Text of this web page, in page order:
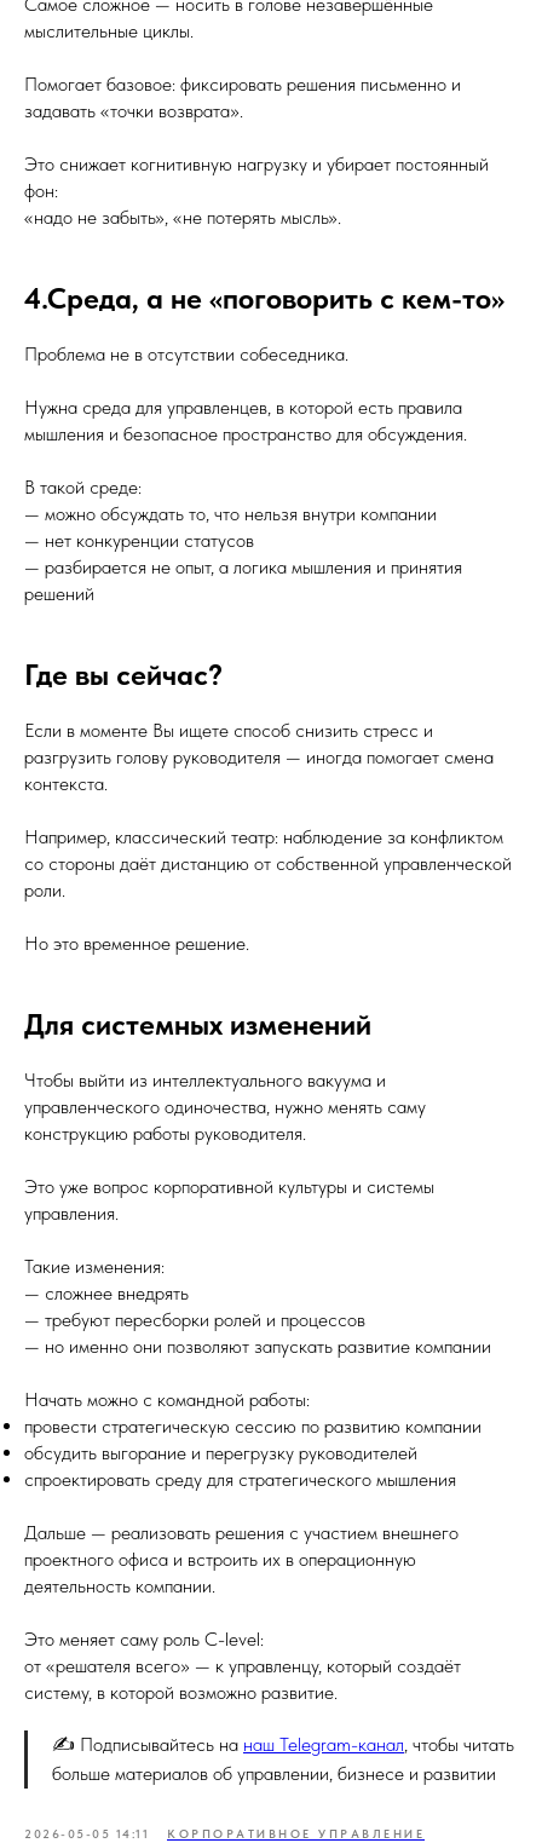
мыслительные циклы.
Помогает базовое: фиксировать решения письменно и
задавать «точки возврата».
Это снижает когнитивную нагрузку и убирает постоянный
фон:
«надо не забыть», «не потерять мысль».
4.Среда, а не «поговорить с кем-то»
Проблема не в отсутствии собеседника.
Нужна среда для управленцев, в которой есть правила
мышления и безопасное пространство для обсуждения.
В такой среде:
— можно обсуждать то, что нельзя внутри компании
— нет конкуренции статусов
— разбирается не опыт, а логика мышления и принятия
решений
Где вы сейчас?
Если в моменте Вы ищете способ снизить стресс и
разгрузить голову руководителя — иногда помогает смена
контекста.
Например, классический театр: наблюдение за конфликтом
со стороны даёт дистанцию от собственной управленческой
роли.
Но это временное решение.
Для системных изменений
Чтобы выйти из интеллектуального вакуума и
управленческого одиночества, нужно менять саму
конструкцию работы руководителя.
Это уже вопрос корпоративной культуры и системы
управления.
Такие изменения:
— сложнее внедрять
— требуют пересборки ролей и процессов
— но именно они позволяют запускать развитие компании
Начать можно с командной работы:
провести стратегическую сессию по развитию компании
обсудить выгорание и перегрузку руководителей
спроектировать среду для стратегического мышления
Дальше — реализовать решения с участием внешнего
проектного офиса и встроить их в операционную
деятельность компании.
Это меняет саму роль C-level:
от «решателя всего» — к управленцу, который создаёт
систему, в которой возможно развитие.
✍️ Подписывайтесь на наш Telegram-канал , чтобы читать
больше материалов об управлении, бизнесе и развитии
2026-05-05 14:11 КОРПОРАТИВНОЕ УПРАВЛЕНИЕ